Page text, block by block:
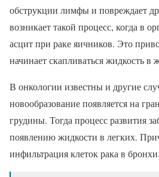
обструкции лимфы и повреждает
возникает такой процесс, когда в
асцит при раке яичников. Это
начинает скапливаться жидкость в
В онкологии известны и другие
новообразование появляется на
грудины. Тогда процесс развития
появлению жидкости в легких.
инфильтрация клеток рака в бронхи.